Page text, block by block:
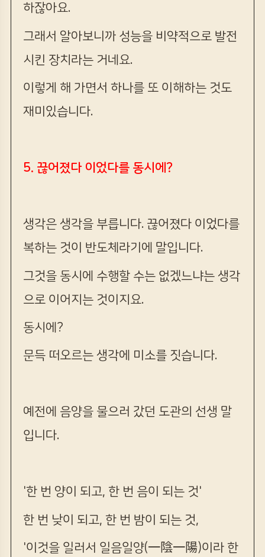
하잖아요.
그래서 알아보니까 성능을 비약적으로 발전
시킨 장치라는 거네요.
이렇게 해 가면서 하나를 또 이해하는 것도
재미있습니다.
5. 끊어졌다 이었다를 동시에?
생각은 생각을 부릅니다. 끊어졌다 이었다를
복하는 것이 반도체라기에 말입니다.
그것을 동시에 수행할 수는 없겠느냐는 생각
으로 이어지는 것이지요.
동시에?
문득 떠오르는 생각에 미소를 짓습니다.
예전에 음양을 물으러 갔던 도관의 선생 말
입니다.
'한 번 양이 되고, 한 번 음이 되는 것'
한 번 낮이 되고, 한 번 밤이 되는 것,
'이것을 일러서 일음일양(一陰一陽)이라 한